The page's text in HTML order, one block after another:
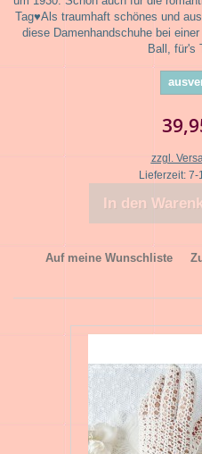
Tag♥Als traumhaft schönes und
diese Damenhandschuhe bei
Ball, für's
zzgl.
Lieferzeit: 7-
In den
Auf meine Wunschliste